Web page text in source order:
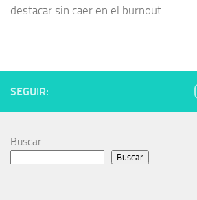
destacar sin caer en el burnout.
SEGUIR:
Buscar
Buscar